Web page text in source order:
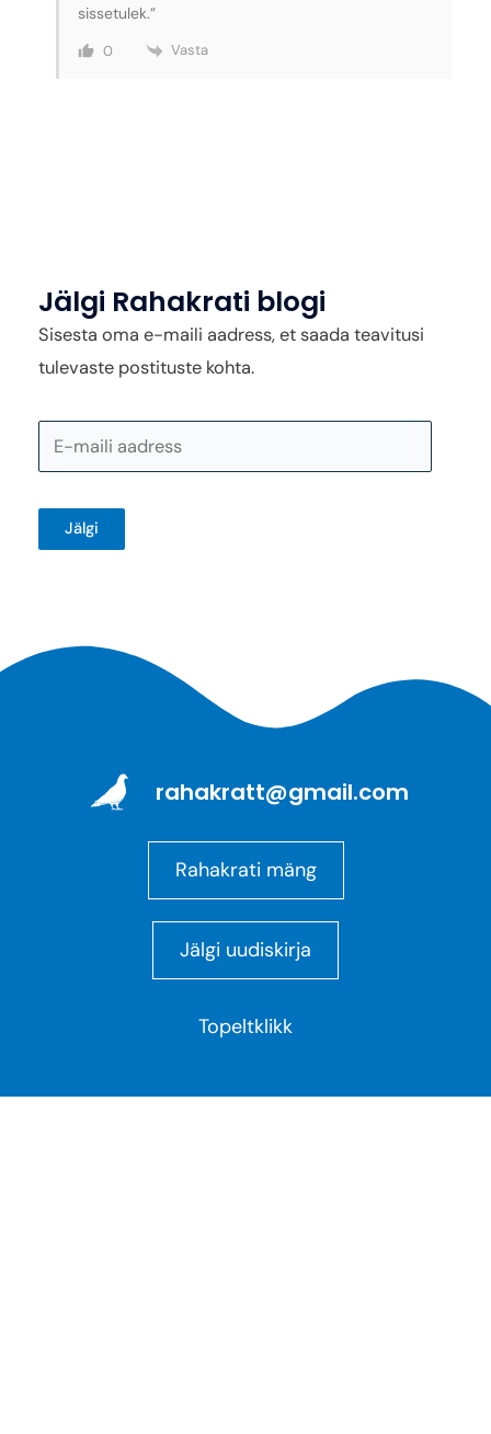
sissetulek.”
0 Vasta
Jälgi Rahakrati blogi
Sisesta oma e-maili aadress, et saada teavitusi
tulevaste postituste kohta.
E-
maili
aadress
Jälgi
rahakratt@gmail.com
Rahakrati mäng
Jälgi uudiskirja
Topeltklikk